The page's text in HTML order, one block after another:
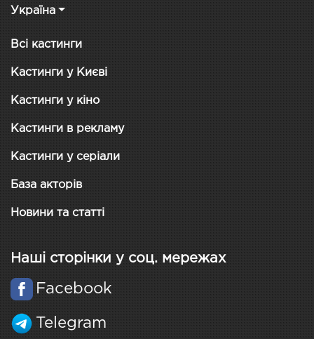
Україна
Всі кастинги
Кастинги у Києві
Кастинги у кіно
Кастинги в рекламу
Кастинги у серіали
База акторів
Новини та статті
Наші сторінки у соц. мережах
Facebook
Telegram